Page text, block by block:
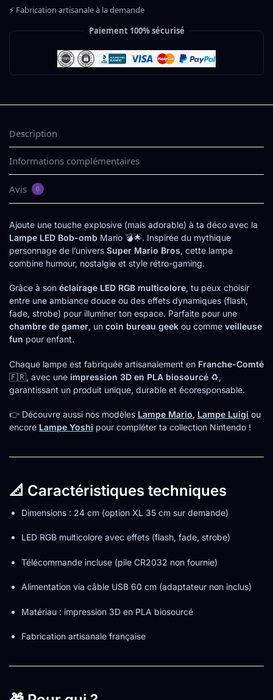
⚡ Fabrication artisanale à la demande
Paiement 100% sécurisé
Description
Informations complémentaires
Avis 0
Ajoute une touche explosive (mais adorable) à ta déco avec la
Lampe LED Bob-omb Mario 💣🌟. Inspirée du mythique
personnage de l’univers Super Mario Bros, cette lampe
combine humour, nostalgie et style rétro-gaming.
Grâce à son éclairage LED RGB multicolore, tu peux choisir
entre une ambiance douce ou des effets dynamiques (flash,
fade, strobe) pour illuminer ton espace. Parfaite pour une
chambre de gamer, un coin bureau geek ou comme veilleuse
fun pour enfant.
Chaque lampe est fabriquée artisanalement en Franche-Comté
🇫🇷, avec une impression 3D en PLA biosourcé ♻️,
garantissant un produit unique, durable et écoresponsable.
👉 Découvre aussi nos modèles Lampe Mario, Lampe Luigi ou
encore Lampe Yoshi pour compléter ta collection Nintendo !
📐 Caractéristiques techniques
Dimensions : 24 cm (option XL 35 cm sur demande)
LED RGB multicolore avec effets (flash, fade, strobe)
Télécommande incluse (pile CR2032 non fournie)
Alimentation via câble USB 60 cm (adaptateur non inclus)
Matériau : impression 3D en PLA biosourcé
Fabrication artisanale française